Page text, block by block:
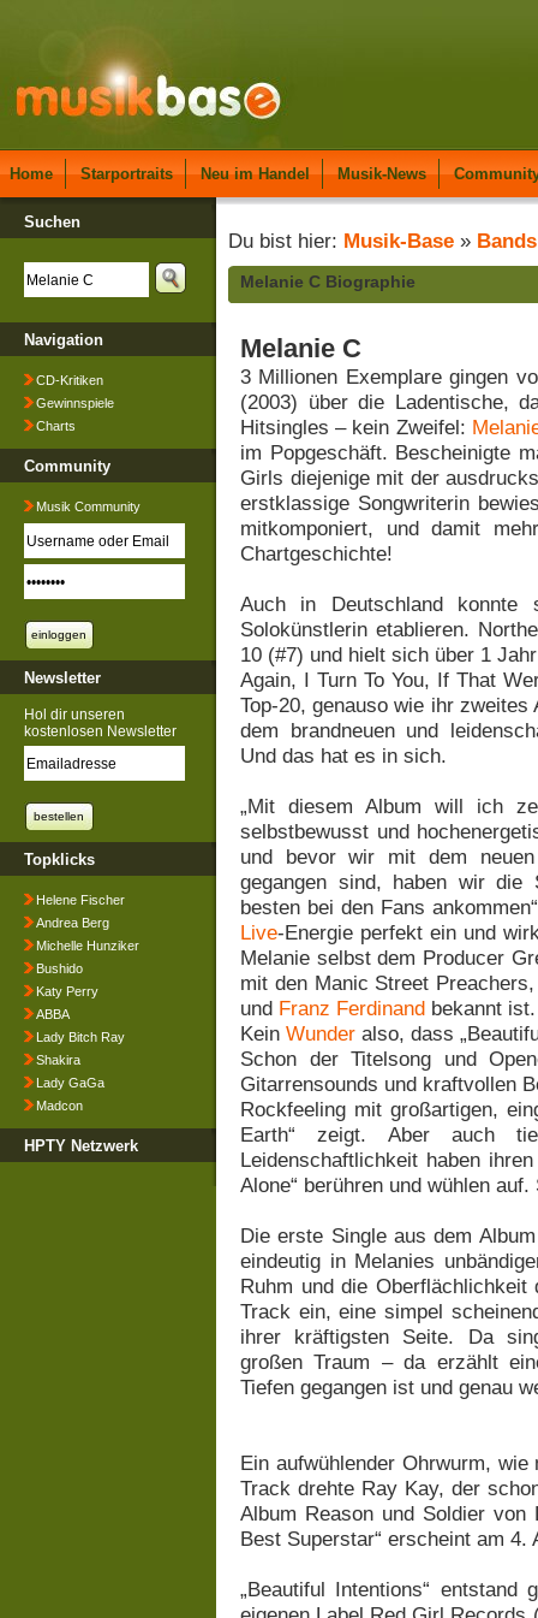
Home Starportraits Neu im Handel Musik-News
Suchen
Navigation
CD-Kritiken
Gewinnspiele
Charts
Community
Musik Community
Newsletter
Hol dir unseren
kostenlosen Newsletter
Topklicks
Helene Fischer
Andrea Berg
Michelle Hunziker
Bushido
Katy Perry
ABBA
Lady Bitch Ray
Shakira
Lady GaGa
Madcon
HPTY Netzwerk
Du bist hier: Musik-Base » Bands
Melanie C Biographie
Melanie C
3 Millionen Exemplare gingen
(2003) über die Ladentische,
Hitsingles – kein Zweifel:
im Popgeschäft. Bescheinigte
Girls diejenige mit der
erstklassige Songwriterin
mitkomponiert, und damit
Chartgeschichte!
Auch in Deutschland
Solokünstlerin etablieren.
10 (#7) und hielt sich über 1
Again, I Turn To You, If That
Top-20, genauso wie ihr
dem brandneuen und
Und das hat es in sich.
„Mit diesem Album will ich
selbstbewusst und
und bevor wir mit dem
gegangen sind, haben wir
besten bei den Fans
Live-Energie perfekt ein und
Melanie selbst dem Producer
mit den Manic Street
und Franz Ferdinand bekannt ist.
KeinWunder also, dass
Schon der Titelsong und
Gitarrensounds und kraftvollen
Rockfeeling mit großartigen,
Earth“ zeigt. Aber auch
Leidenschaftlichkeit haben
Alone“ berühren und wühlen
Die erste Single aus dem
eindeutig in Melanies
Ruhm und die
Track ein, eine simpel
ihrer kräftigsten Seite. Da
großen Traum – da erzählt
Tiefen gegangen ist und genau
Ein aufwühlender Ohrwurm,
Track drehte Ray Kay, der
Album Reason und Soldier von
Best Superstar“ erscheint am 4.
„Beautiful Intentions“